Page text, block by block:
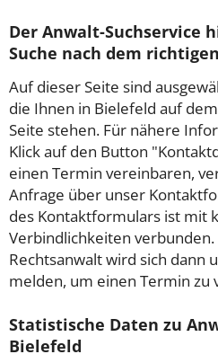
Der Anwalt-Suchservice
Suche nach dem
Auf dieser Seite sind
die Ihnen in Bielefeld auf
Seite stehen. Für nähere
Klick auf den Button
einen Termin vereinbaren,
Anfrage über unser
des Kontaktformulars ist mit
Verbindlichkeiten
Rechtsanwalt wird sich dann
melden, um einen Termin zu
Statistische Daten zu
Bielefeld